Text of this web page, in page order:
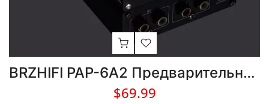
BRZHIFI PAP-6A2 Предварительный усилитель Электронный ламповый аудиоусилитель с адаптером 12 В
$69.99